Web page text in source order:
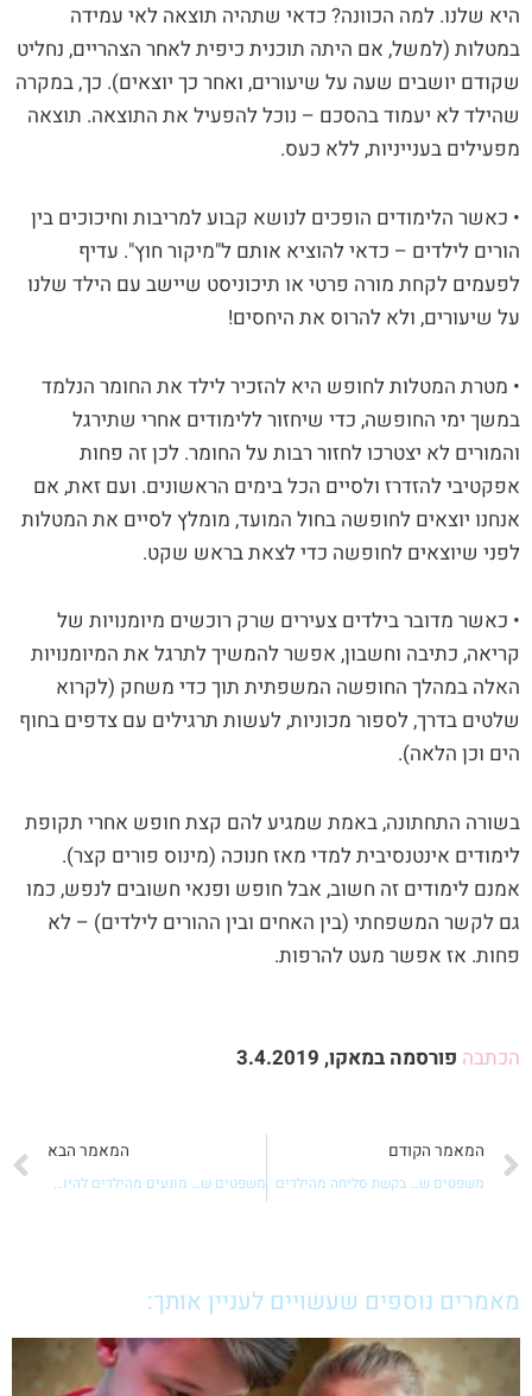
היא שלנו. למה הכוונה? כדאי שתהיה תוצאה לאי עמידה
במטלות (למשל, אם היתה תוכנית כיפית לאחר הצהריים, נחליט
שקודם יושבים שעה על שיעורים, ואחר כך יוצאים). כך, במקרה
שהילד לא יעמוד בהסכם – נוכל להפעיל את התוצאה. תוצאה
מפעילים בענייניות, ללא כעס.
• כאשר הלימודים הופכים לנושא קבוע למריבות וחיכוכים בין
הורים לילדים – כדאי להוציא אותם ל"מיקור חוץ". עדיף
לפעמים לקחת מורה פרטי או תיכוניסט שיישב עם הילד שלנו
על שיעורים, ולא להרוס את היחסים!
• מטרת המטלות לחופש היא להזכיר לילד את החומר הנלמד
במשך ימי החופשה, כדי שיחזור ללימודים אחרי שתירגל
והמורים לא יצטרכו לחזור רבות על החומר. לכן זה פחות
אפקטיבי להזדרז ולסיים הכל בימים הראשונים. ועם זאת, אם
אנחנו יוצאים לחופשה בחול המועד, מומלץ לסיים את המטלות
לפני שיוצאים לחופשה כדי לצאת בראש שקט.
• כאשר מדובר בילדים צעירים שרק רוכשים מיומנויות של
קריאה, כתיבה וחשבון, אפשר להמשיך לתרגל את המיומנויות
האלה במהלך החופשה המשפתית תוך כדי משחק (לקרוא
שלטים בדרך, לספור מכוניות, לעשות תרגילים עם צדפים בחוף
הים וכן הלאה).
בשורה התחתונה, באמת שמגיע להם קצת חופש אחרי תקופת
לימודים אינטנסיבית למדי מאז חנוכה (מינוס פורים קצר).
אמנם לימודים זה חשוב, אבל חופש ופנאי חשובים לנפש, כמו
גם לקשר המשפחתי (בין האחים ובין ההורים לילדים) – לא
פחות. אז אפשר מעט להרפות.
הכתבה פורסמה במאקו, 3.4.2019
קודם
המאמר הקודם
משפטים ש… בקשת סליחה מהילדים
המאמר הבא
משפטים ש… מונעים מהילדים להיות עצמאים
מאמרים נוספים שעשויים לעניין אותך: